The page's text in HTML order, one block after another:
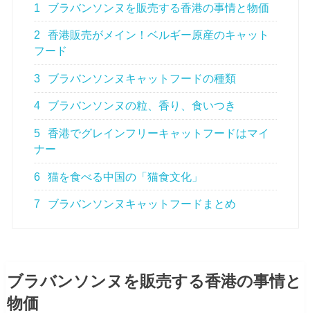
1 ブラバンソンヌを販売する香港の事情と物価
2
香港販売がメイン！ベルギー原産のキャット
フード
3 ブラバンソンヌキャットフードの種類
4 ブラバンソンヌの粒、香り、食いつき
5
香港でグレインフリーキャットフードはマイ
ナー
6 猫を食べる中国の「猫食文化」
7 ブラバンソンヌキャットフードまとめ
ブラバンソンヌを販売する香港の事情と
物価